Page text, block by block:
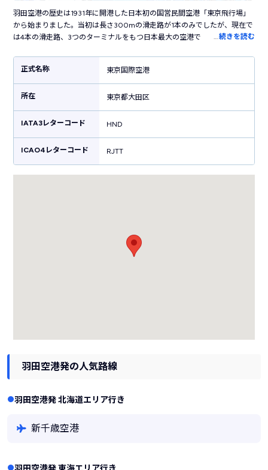
羽田空港の歴史は1931年に開港した日本初の国営民間空港「東京飛行場」
から始まりました。当初は長さ300mの滑走路が1本のみでしたが、現在で
は4本の滑走路、3つのターミナルをもつ日本最大の空港です。国内の主要
100を超えるお店が立ち並び、飛行機の利用客以外も楽しめます。江戸の
街並みを再現した「江戸小路」や江戸時代の橋を半分のサイズで復元した
「はねだ日本橋」など、日本らしい風情を感じる施設も見どころです。横
浜駅まで電車で30分、東京駅まで約50分というアクセスの良さも魅力で
す。
…続きを読む
正式名称 東京国際空港
所在 東京都大田区
IATA3レターコード HND
ICAO4レターコード RJTT
羽田空港発の人気路線
羽田空港発 北海道エリア行き
新千歳空港